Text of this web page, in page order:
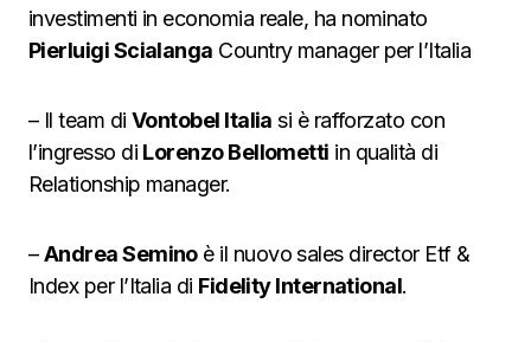
investimenti in economia reale, ha nominato
Pierluigi Scialanga Country manager per l’Italia
– Il team di Vontobel Italia si è rafforzato con
l’ingresso di Lorenzo Bellometti in qualità di
Relationship manager.
–Andrea Seminoè il nuovo sales director Etf &
Index per l’Italia di Fidelity International.